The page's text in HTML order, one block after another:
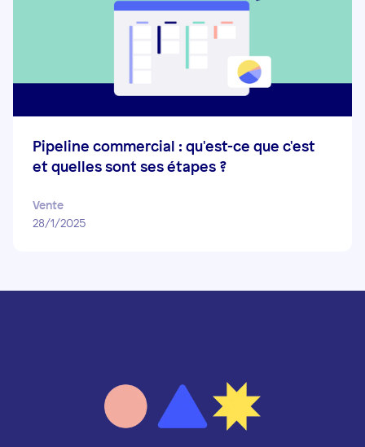
Pipeline commercial : qu'est-ce que c'est
et quelles sont ses étapes ?
Vente
28/1/2025